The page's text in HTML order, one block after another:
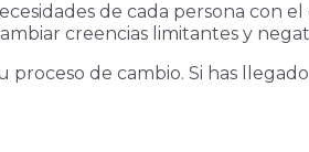
de cada persona
creencias limitantes y
de cambio. Si has